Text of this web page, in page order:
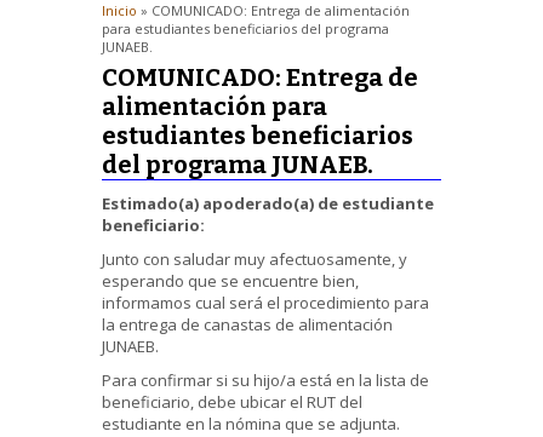
Inicio » COMUNICADO: Entrega de alimentación
para estudiantes beneficiarios del programa
JUNAEB.
COMUNICADO: Entrega de
alimentación para
estudiantes beneficiarios
del programa JUNAEB.
Estimado(a) apoderado(a) de estudiante
beneficiario:
Junto con saludar muy afectuosamente, y
esperando que se encuentre bien,
informamos cual será el procedimiento para
la entrega de canastas de alimentación
JUNAEB.
Para confirmar si su hijo/a está en la lista de
beneficiario, debe ubicar el RUT del
estudiante en la nómina que se adjunta.